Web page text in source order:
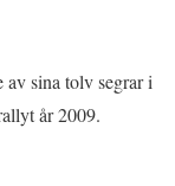
sina tolv segrar i
år 2009.